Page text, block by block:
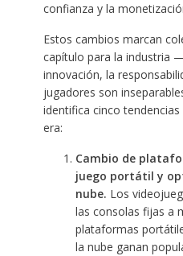
confianza y la
Estos cambios marcan
capítulo para la industria
innovación, la
jugadores son
identifica cinco
era:
Cambio de
juego portátil y
nube. Los
las consolas fijas a
plataformas
la nube ganan